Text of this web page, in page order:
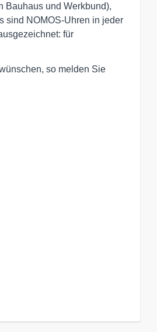
Bauhaus und Werkbund),
sind NOMOS-Uhren in jeder
für
so melden Sie